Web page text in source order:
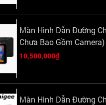
Màn Hình Dẫn Đường
Chưa Bao Gồm Camera)
10,500,000₫
Màn Hình Dẫn Đường